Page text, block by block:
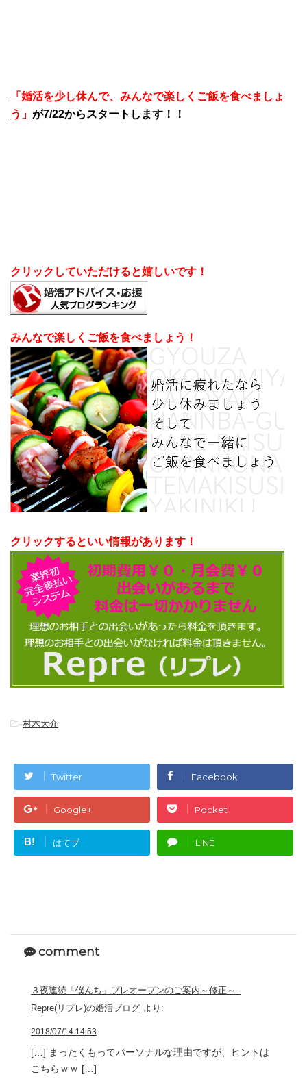
「婚活を少し休んで、みんなで楽しくご飯を食べましょ
う」 が7/22からスタートします！！
クリックしていただけると嬉しいです！
みんなで楽しくご飯を食べましょう！
クリックするといい情報があります！
-村木大介
Twitter Facebook
Google+ Pocket
B! はてブ LINE
comment
３夜連続「僕んち」プレオープンのご案内～修正～ -
Repre(リプレ)の婚活ブログ より:
2018/07/14 14:53
[…] まったくもってパーソナルな理由ですが、ヒントは
こちらｗｗ […]